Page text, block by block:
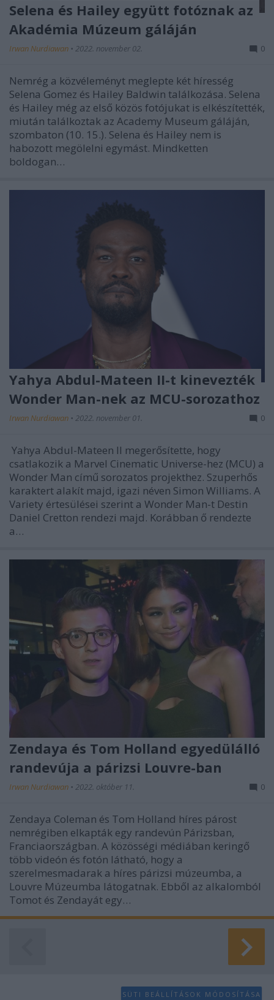
Selena és Hailey együtt fotóznak az
Akadémia Múzeum gáláján
Irwan Nurdiawan • 2022. november 02. 0
Nemrég a közvéleményt meglepte két híresség
Selena Gomez és Hailey Baldwin találkozása. Selena
és Hailey még az első közös fotójukat is elkészítették,
miután találkoztak az Academy Museum gáláján,
szombaton (10. 15.). Selena és Hailey nem is
habozott megölelni egymást. Mindketten
boldogan…
Yahya Abdul-Mateen II-t kinevezték
Wonder Man-nek az MCU-sorozathoz
Irwan Nurdiawan • 2022. november 01. 0
Yahya Abdul-Mateen II megerősítette, hogy
csatlakozik a Marvel Cinematic Universe-hez (MCU) a
Wonder Man című sorozatos projekthez. Szuperhős
karaktert alakít majd, igazi néven Simon Williams. A
Variety értesülései szerint a Wonder Man-t Destin
Daniel Cretton rendezi majd. Korábban ő rendezte
a…
Zendaya és Tom Holland egyedülálló
randevúja a párizsi Louvre-ban
Irwan Nurdiawan • 2022. október 11. 0
Zendaya Coleman és Tom Holland híres párost
nemrégiben elkapták egy randevún Párizsban,
Franciaországban. A közösségi médiában keringő
több videón és fotón látható, hogy a
szerelmesmadarak a híres párizsi múzeumba, a
Louvre Múzeumba látogatnak. Ebből az alkalomból
Tomot és Zendayát egy…
SÜTI BEÁLLÍTÁSOK MÓDOSÍTÁSA